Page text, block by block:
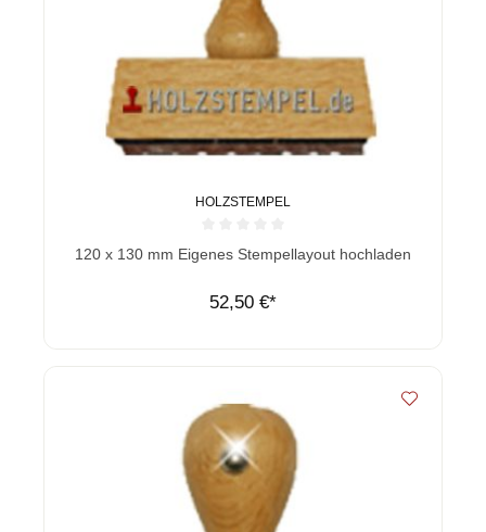
HOLZSTEMPEL
Durchschnittliche Bewertung von 0 von 5 Sternen
120 x 130 mm Eigenes Stempellayout hochladen
52,50 €*